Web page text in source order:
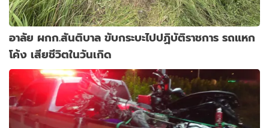
อาลัย ผกก.สันติบาล ขับกระบะไปปฏิบัติราชการ รถแหก
โค้ง เสียชีวิตในวันเกิด